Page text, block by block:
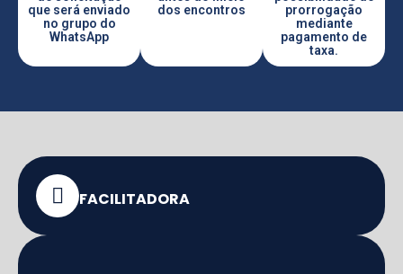
que será enviado
no grupo do
WhatsApp
dos encontros
prorrogação
mediante
pagamento de
taxa.
FACILITADORA